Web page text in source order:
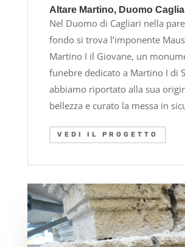
Altare Martino, Duomo
Nel Duomo di Cagliari nella
fondo si trova l’imponente
Martino I il Giovane, un
funebre dedicato a Martino I di
abbiamo riportato alla sua
bellezza e curato la messa in
VEDI IL PROGETTO